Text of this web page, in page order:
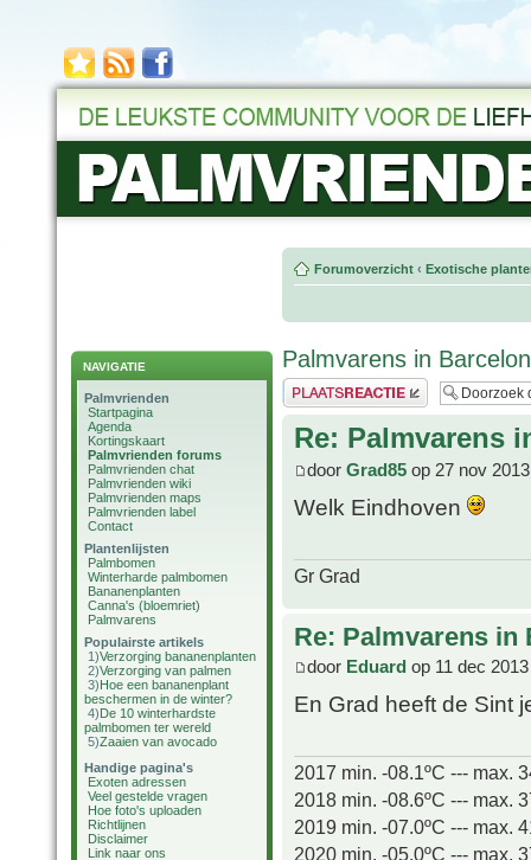
NAVIGATIE
Palmvrienden
Startpagina
Agenda
Kortingskaart
Palmvrienden forums
Palmvrienden chat
Palmvrienden wiki
Palmvrienden maps
Palmvrienden label
Contact
Plantenlijsten
Palmbomen
Winterharde palmbomen
Bananenplanten
Canna's (bloemriet)
Palmvarens
Populairste artikels
1)Verzorging bananenplanten
2)Verzorging van palmen
3)Hoe een bananenplant
beschermen in de winter?
4)De 10 winterhardste
palmbomen ter wereld
5)Zaaien van avocado
Handige pagina's
Exoten adressen
Veel gestelde vragen
Hoe foto's uploaden
Richtlijnen
Disclaimer
Link naar ons
Forumoverzicht ‹ Exotische
Palmvarens in
Plaats een reactie
Re: Palmvarens
door Grad85 op 27 nov
Welk Eindhoven
Gr Grad
Re: Palmvarens in
door Eduard op 11 dec
En Grad heeft de Sint
2017 min. -08.1ºC --- max.
2018 min. -08.6ºC --- max.
2019 min. -07.0ºC --- max.
2020 min. -05.0ºC --- max.